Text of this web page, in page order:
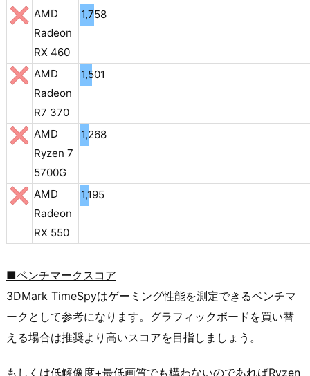
AMD
Radeon
RX 460
1,758
AMD
Radeon
R7 370
1,501
AMD
Ryzen 7
5700G
1,268
AMD
Radeon
RX 550
1,195
■ベンチマークスコア
3DMark TimeSpyはゲーミング性能を測定できるベンチマ
ークとして参考になります。グラフィックボードを買い替
える場合は推奨より高いスコアを目指しましょう。
もしくは低解像度+最低画質でも構わないのであればRyzen